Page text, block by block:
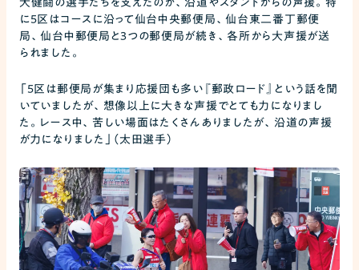
に5区はコースに沿って仙台中央郵便局、仙台東二番丁郵便
局、仙台中郵便局と3つの郵便局が続き、各所から大声援が送
られました。
「5区は郵便局が集まり応援団も多い『郵政ロード』という話を聞
いていましたが、想像以上に大きな声援でとても力になりまし
た。レース中、苦しい場面はたくさんありましたが、沿道の声援
が力になりました」（太田選手）